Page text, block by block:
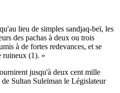
lieu de simples sandjaq-beï, les
des pachas à deux ou trois
à de fortes redevances, et se
ruineux (1). »
jusqu'à deux cent mille
Sultan Suleïman le Législateur